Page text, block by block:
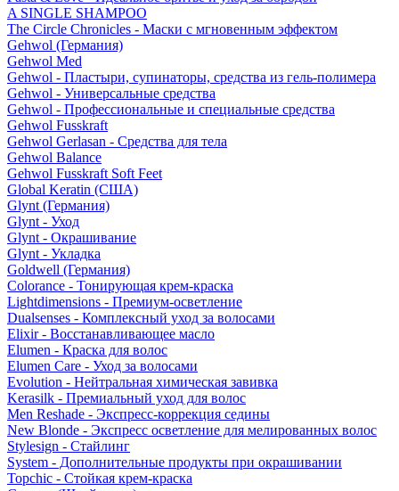
A SINGLE SHAMPOO
The Circle Chronicles - Маски с мгновенным эффектом
Gehwol (Германия)
Gehwol Med
Gehwol - Пластыри, супинаторы, средства из гель-полимера
Gehwol - Универсальные средства
Gehwol - Профессиональные и специальные средства
Gehwol Fusskraft
Gehwol Gerlasan - Средства для тела
Gehwol Balance
Gehwol Fusskraft Soft Feet
Global Keratin (США)
Glynt (Германия)
Glynt - Уход
Glynt - Окрашивание
Glynt - Укладка
Goldwell (Германия)
Colorance - Тонирующая крем-краска
Lightdimensions - Премиум-осветление
Dualsenses - Комплексный уход за волосами
Elixir - Восстанавливающее масло
Elumen - Краска для волос
Elumen Care - Уход за волосами
Evolution - Нейтральная химическая завивка
Kerasilk - Премиальный уход для волос
Men Reshade - Экспресс-коррекция седины
New Blonde - Экспресс осветление для мелированных волос
Stylesign - Стайлинг
System - Дополнительные продукты при окрашивании
Topchic - Стойкая крем-краска